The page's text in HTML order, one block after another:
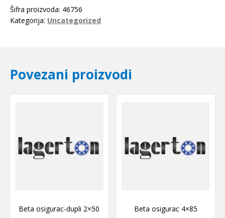
količina
Šifra proizvoda: 46756
Kategorija: Uncategorized
Povezani proizvodi
Beta osigurac-dupli 2×50 Beta osigurac 4×85